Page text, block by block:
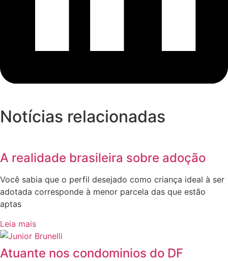
Notícias relacionadas
A realidade brasileira sobre adoção
Você sabia que o perfil desejado como criança ideal à ser
adotada corresponde à menor parcela das que estão
aptas
Leia mais
Atuante nos condominios do DF